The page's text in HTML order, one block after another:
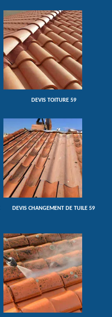
DEVIS TOITURE 59
DEVIS CHANGEMENT DE TUILE 59